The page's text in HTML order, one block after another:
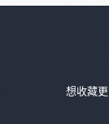
想收藏